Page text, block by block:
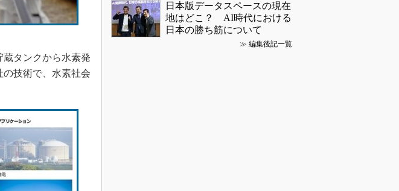
タンクから水素発
技術で、水素社会
日本版データスペースの現在
地はどこ？ AI時代における
日本の勝ち筋について
≫ 編集後記一覧